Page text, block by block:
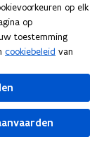
de invoering
proefprojecten
werd op 14 maart
op elk
op
toestemming
cookiebeleid van